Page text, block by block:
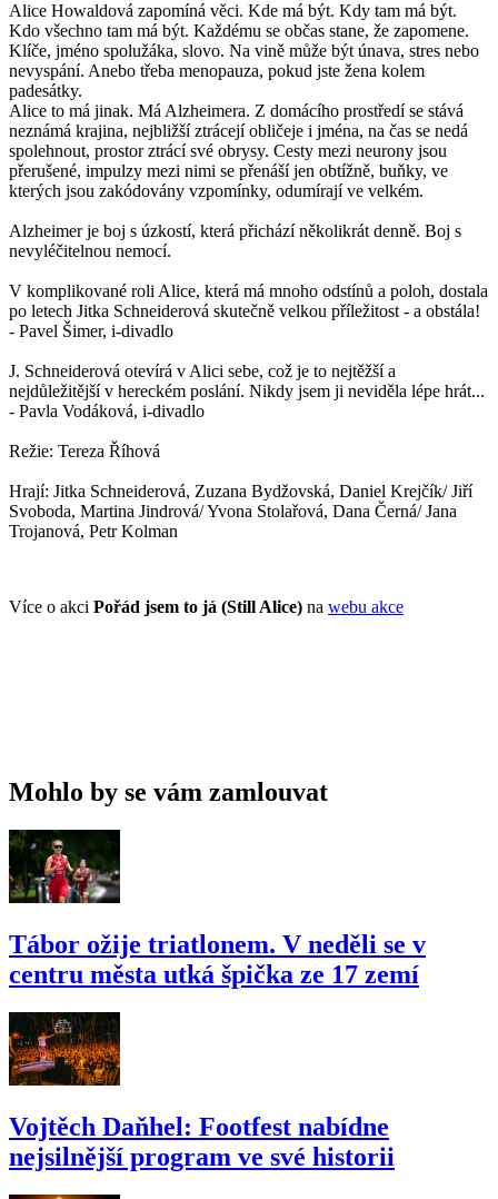
Alice Howaldová zapomíná věci. Kde má být. Kdy tam má být.
Kdo všechno tam má být. Každému se občas stane, že zapomene.
Klíče, jméno spolužáka, slovo. Na vině může být únava, stres nebo
nevyspání. Anebo třeba menopauza, pokud jste žena kolem
padesátky.
Alice to má jinak. Má Alzheimera. Z domácího prostředí se stává
neznámá krajina, nejbližší ztrácejí obličeje i jména, na čas se nedá
spolehnout, prostor ztrácí své obrysy. Cesty mezi neurony jsou
přerušené, impulzy mezi nimi se přenáší jen obtížně, buňky, ve
kterých jsou zakódovány vzpomínky, odumírají ve velkém.
Alzheimer je boj s úzkostí, která přichází několikrát denně. Boj s
nevyléčitelnou nemocí.
V komplikované roli Alice, která má mnoho odstínů a poloh, dostala
po letech Jitka Schneiderová skutečně velkou příležitost - a obstála!
- Pavel Šimer, i-divadlo
J. Schneiderová otevírá v Alici sebe, což je to nejtěžší a
nejdůležitější v hereckém poslání. Nikdy jsem ji neviděla lépe hrát...
- Pavla Vodáková, i-divadlo
Režie: Tereza Říhová
Hrají: Jitka Schneiderová, Zuzana Bydžovská, Daniel Krejčík/ Jiří
Svoboda, Martina Jindrová/ Yvona Stolařová, Dana Černá/ Jana
Trojanová, Petr Kolman
Více o akci Pořád jsem to já (Still Alice) na webu akce
Mohlo by se vám zamlouvat
Tábor ožije triatlonem. V neděli se v
centru města utká špička ze 17 zemí
Vojtěch Daňhel: Footfest nabídne
nejsilnější program ve své historii